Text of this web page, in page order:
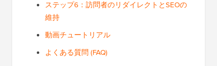
ステップ6：訪問者のリダイレクトとSEOの
維持
動画チュートリアル
よくある質問 (FAQ)